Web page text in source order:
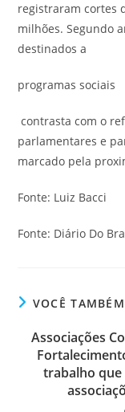
registraram cortes
milhões. Segundo
destinados a
programas sociais
contrasta com o
parlamentares e
marcado pela
Fonte: Luiz Bacci
Fonte: Diário Do
VOCÊ
Associações
trabalho que